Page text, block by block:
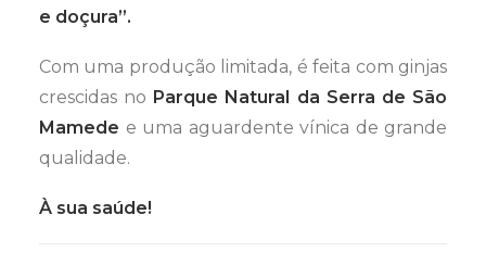
e doçura”.
Com uma produção limitada, é feita com ginjas
crescidas no Parque Natural da Serra de São
Mamede e uma aguardente vínica de grande
qualidade.
À sua saúde!